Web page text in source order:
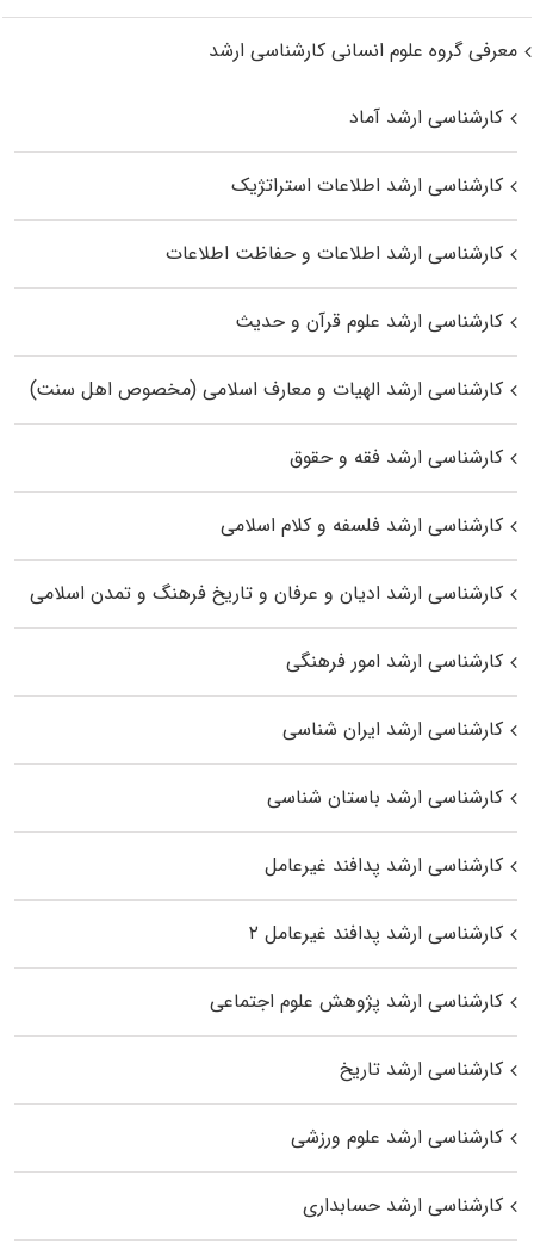
معرفی گروه علوم انسانی کارشناسی ارشد
کارشناسی ارشد آماد
کارشناسی ارشد اطلاعات استراتژیک
کارشناسی ارشد اطلاعات و حفاظت اطلاعات
کارشناسی ارشد علوم قرآن و حدیث
کارشناسی ارشد الهیات و معارف اسلامی (مخصوص اهل سنت)
کارشناسی ارشد فقه و حقوق
کارشناسی ارشد فلسفه و کلام اسلامی
کارشناسی ارشد ادیان و عرفان و تاریخ فرهنگ و تمدن اسلامی
کارشناسی ارشد امور فرهنگی
کارشناسی ارشد ایران شناسی
کارشناسی ارشد باستان شناسی
کارشناسی ارشد پدافند غیرعامل
کارشناسی ارشد پدافند غیرعامل ۲
کارشناسی ارشد پژوهش علوم اجتماعی
کارشناسی ارشد تاریخ
کارشناسی ارشد علوم ورزشی
کارشناسی ارشد حسابداری